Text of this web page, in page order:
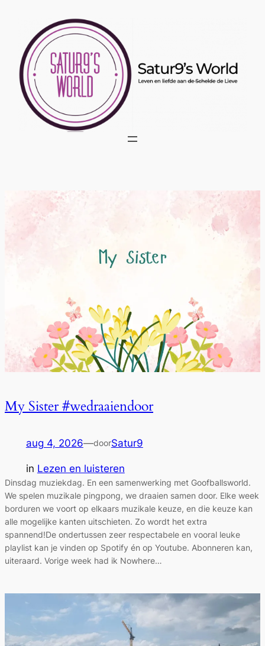
My Sister #wedraaiendoor
aug 4, 2026—doorSatur9
in Lezen en luisteren
Dinsdag muziekdag. En een samenwerking met Goofballsworld.
We spelen muzikale pingpong, we draaien samen door. Elke week
borduren we voort op elkaars muzikale keuze, en die keuze kan
alle mogelijke kanten uitschieten. Zo wordt het extra
spannend!De ondertussen zeer respectabele en vooral leuke
playlist kan je vinden op Spotify én op Youtube. Abonneren kan,
uiteraard. Vorige week had ik Nowhere…